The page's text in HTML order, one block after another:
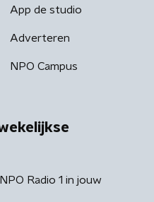
App de studio
Adverteren
NPO Campus
Radio 1 in jouw